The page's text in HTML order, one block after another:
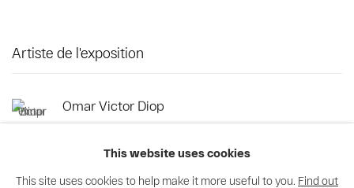
Artiste de l'exposition
Omar Victor Diop
This website uses cookies
This site uses cookies to help make it more useful to you. Find out